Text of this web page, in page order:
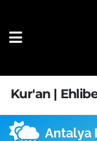
Kur'an |
Antalya
Düşünce
Ehla-Der
Hava
Trafik